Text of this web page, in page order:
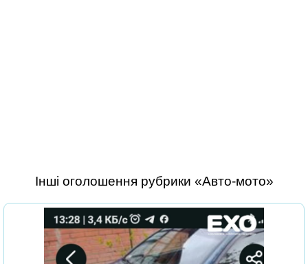
Інші оголошення рубрики «Авто-мото»